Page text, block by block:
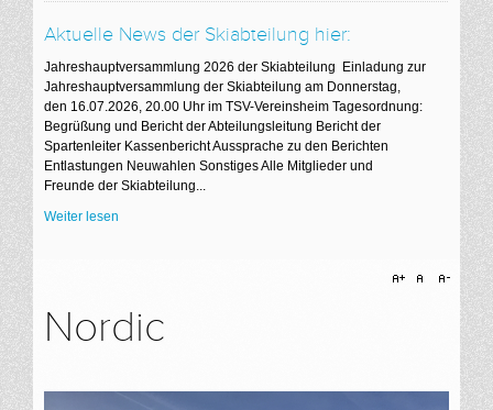
Aktuelle News der Skiabteilung hier:
Jahreshauptversammlung 2026 der Skiabteilung Einladung zur
Jahreshauptversammlung der Skiabteilung am Donnerstag,
den 16.07.2026, 20.00 Uhr im TSV-Vereinsheim Tagesordnung:
Begrüßung und Bericht der Abteilungsleitung Bericht der
Spartenleiter Kassenbericht Aussprache zu den Berichten
Entlastungen Neuwahlen Sonstiges Alle Mitglieder und
Freunde der Skiabteilung...
Weiter lesen
Nordic